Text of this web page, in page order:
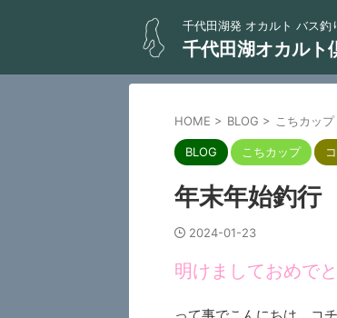
千代田湖発 オカルト バス釣
千代田湖オカルト
HOME > BLOG > こちカップ
BLOG こちカップ
年末年始釣行
2024-01-23
明けましておめで